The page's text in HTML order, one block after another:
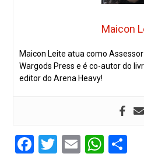
Maicon
Maicon Leite atua como
Wargods Press e é co-autor do
editor do Arena Heavy!
Facebook
Twitter
Email